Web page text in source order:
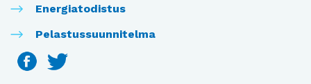
Energiatodistus
Pelastussuunnitelma